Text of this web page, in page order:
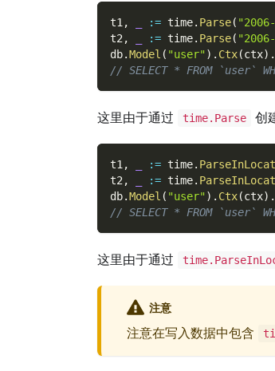
t1 , := time. Parse(
t2 , := time. Parse(
db.Model ( "user") . Ctx(ctx) .
// SELECT * FROM `user`
这里由于通过 time.Parse 创
t1 , := time.
t2 , := time.
db.Model ( "user") . Ctx(ctx) .
// SELECT * FROM `user`
这里由于通过
注意
注意在写入数据中包含